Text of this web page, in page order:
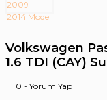
Volkswagen
1.6 TDI (CAY)
0 - Yorum Yap